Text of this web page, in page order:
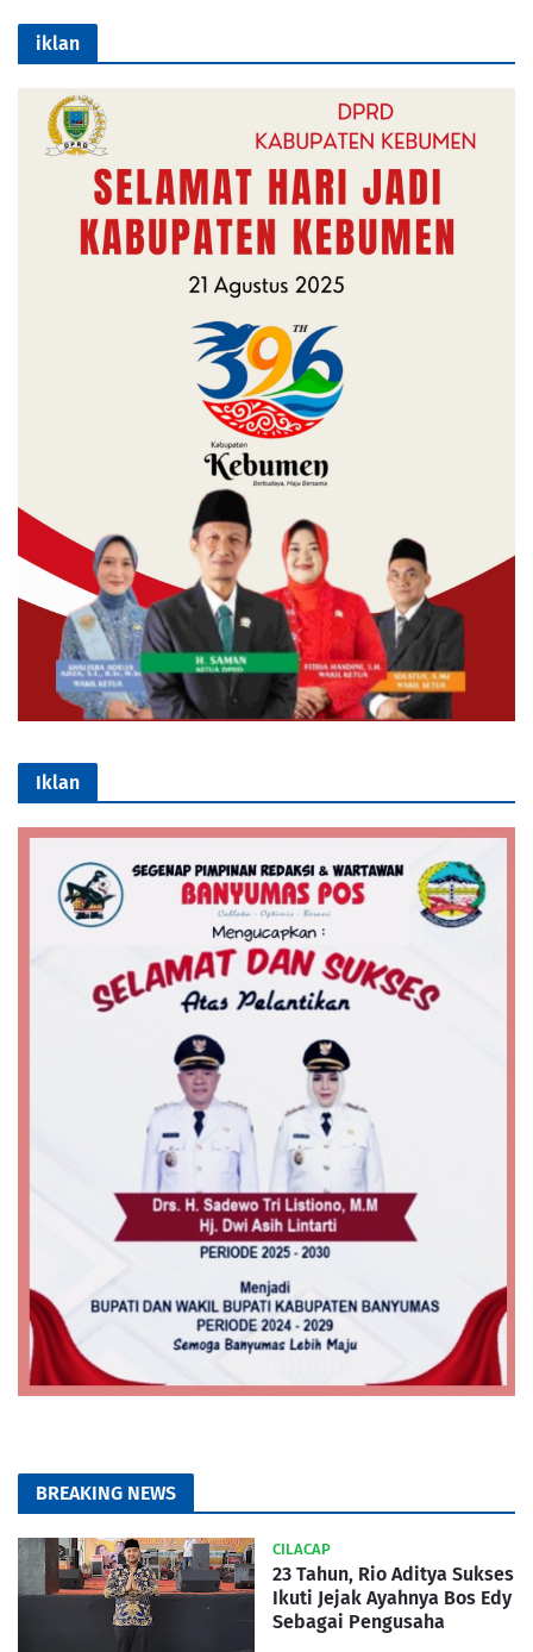
iklan
Iklan
BREAKING NEWS
CILACAP
23 Tahun, Rio Aditya Sukses
Ikuti Jejak Ayahnya Bos Edy
Sebagai Pengusaha